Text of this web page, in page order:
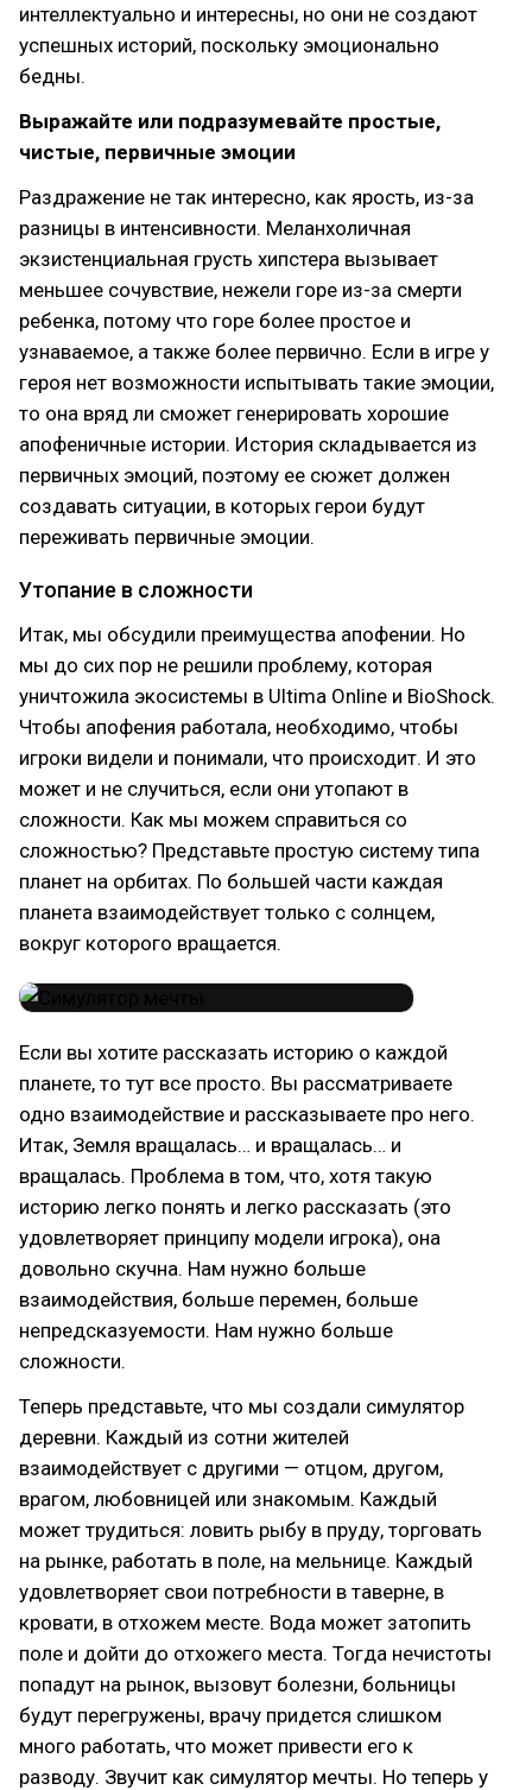
интеллектуально и интересны, но они не создают
успешных историй, поскольку эмоционально
бедны.
Выражайте или подразумевайте простые,
чистые, первичные эмоции
Раздражение не так интересно, как ярость, из-за
разницы в интенсивности. Меланхоличная
экзистенциальная грусть хипстера вызывает
меньшее сочувствие, нежели горе из-за смерти
ребенка, потому что горе более простое и
узнаваемое, а также более первично. Если в игре у
героя нет возможности испытывать такие эмоции,
то она вряд ли сможет генерировать хорошие
апофеничные истории. История складывается из
первичных эмоций, поэтому ее сюжет должен
создавать ситуации, в которых герои будут
переживать первичные эмоции.
Утопание в сложности
Итак, мы обсудили преимущества апофении. Но
мы до сих пор не решили проблему, которая
уничтожила экосистемы в Ultima Online и BioShock.
Чтобы апофения работала, необходимо, чтобы
игроки видели и понимали, что происходит. И это
может и не случиться, если они утопают в
сложности. Как мы можем справиться со
сложностью? Представьте простую систему типа
планет на орбитах. По большей части каждая
планета взаимодействует только с солнцем,
вокруг которого вращается.
Если вы хотите рассказать историю о каждой
планете, то тут все просто. Вы рассматриваете
одно взаимодействие и рассказываете про него.
Итак, Земля вращалась… и вращалась… и
вращалась. Проблема в том, что, хотя такую
историю легко понять и легко рассказать (это
удовлетворяет принципу модели игрока), она
довольно скучна. Нам нужно больше
взаимодействия, больше перемен, больше
непредсказуемости. Нам нужно больше
сложности.
Теперь представьте, что мы создали симулятор
деревни. Каждый из сотни жителей
взаимодействует с другими — отцом, другом,
врагом, любовницей или знакомым. Каждый
может трудиться: ловить рыбу в пруду, торговать
на рынке, работать в поле, на мельнице. Каждый
удовлетворяет свои потребности в таверне, в
кровати, в отхожем месте. Вода может затопить
поле и дойти до отхожего места. Тогда нечистоты
попадут на рынок, вызовут болезни, больницы
будут перегружены, врачу придется слишком
много работать, что может привести его к
разводу. Звучит как симулятор мечты. Но теперь у